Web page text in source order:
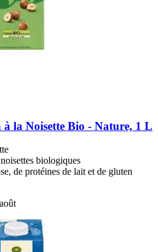
à la Noisette Bio -​ Nature, 1 L
biologiques
de protéines de lait et de gluten